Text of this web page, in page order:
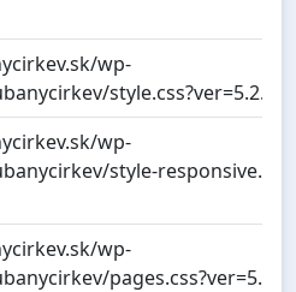
wp-
style.css?ver=5.2.14
wp-
style-
wp-